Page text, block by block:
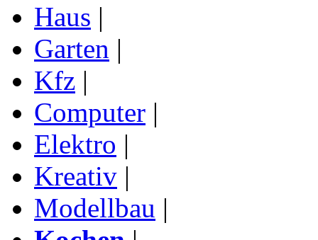
Haus |
Garten |
Kfz |
Computer |
Elektro |
Kreativ |
Modellbau |